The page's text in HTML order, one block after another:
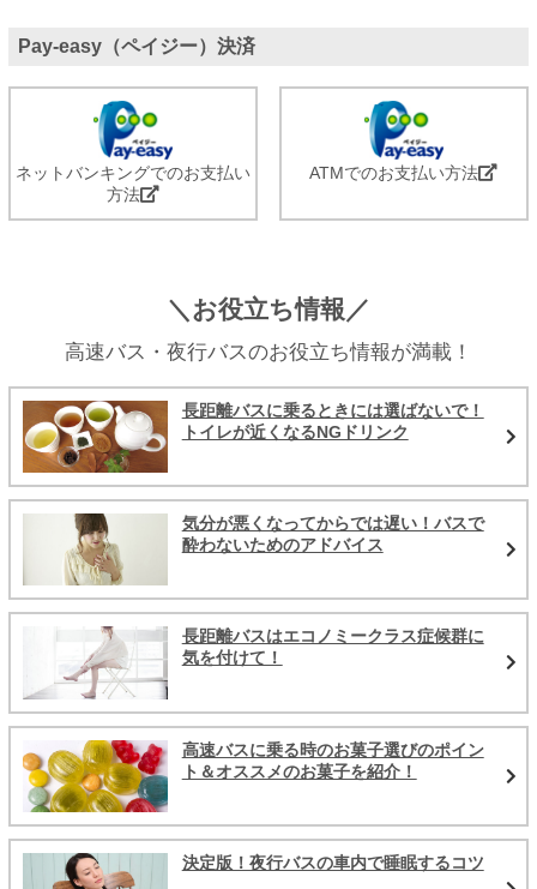
Pay-easy（ペイジー）決済
ネットバンキングでのお支払い
方法
ATMでのお支払い方法
＼お役立ち情報／
高速バス・夜行バスのお役立ち情報が満載！
長距離バスに乗るときには選ばないで！
トイレが近くなるNGドリンク
気分が悪くなってからでは遅い！バスで
酔わないためのアドバイス
長距離バスはエコノミークラス症候群に
気を付けて！
高速バスに乗る時のお菓子選びのポイン
ト＆オススメのお菓子を紹介！
決定版！夜行バスの車内で睡眠するコツ